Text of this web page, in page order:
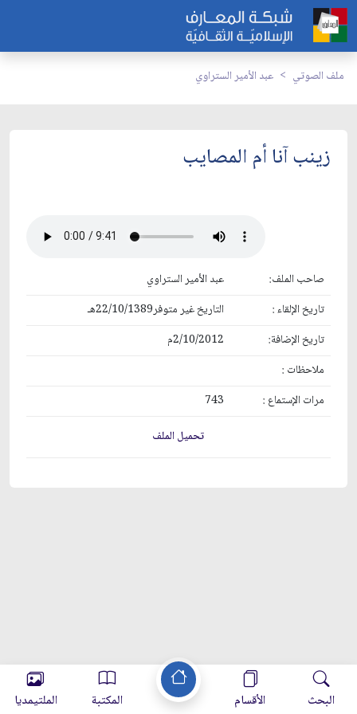
ملف الصوتي عبد الأمير الستراوي
زينب آنا أم المصايب
صاحب الملف:
عبد الأمير الستراوي
تاريخ الإلقاء :
التاريخ غير متوفر22/10/1389هـ
تاريخ الإضافة:
2/10/2012م
ملاحظات :
مرات الإستماع :
743
تحميل الملف
البحث الأقسام المكتبة الملتيمديا